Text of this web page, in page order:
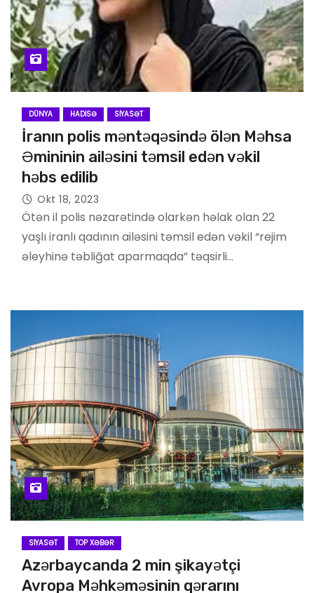
DÜNYA HADISƏ SIYASƏT
İranın polis məntəqəsində ölən Məhsa
Əmininin ailəsini təmsil edən vəkil
həbs edilib
Okt 18, 2023
Ötən il polis nəzarətində olarkən həlak olan 22
yaşlı iranlı qadının ailəsini təmsil edən vəkil “rejim
əleyhinə təbliğat aparmaqda” təqsirli…
SIYASƏT TOP XƏBƏR
Azərbaycanda 2 min şikayətçi
Avropa Məhkəməsinin qərarını